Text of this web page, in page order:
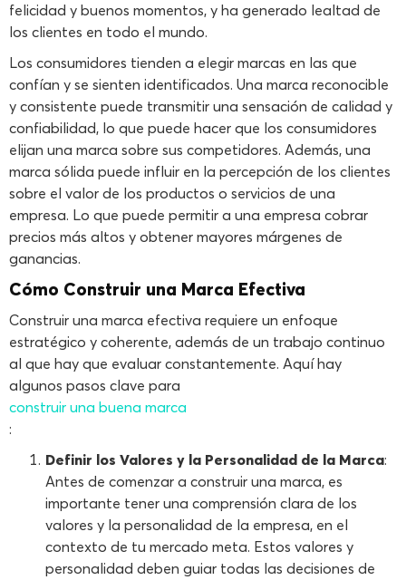
felicidad y buenos momentos, y ha generado lealtad de
los clientes en todo el mundo.
Los consumidores tienden a elegir marcas en las que
confían y se sienten identificados. Una marca reconocible
y consistente puede transmitir una sensación de calidad y
confiabilidad, lo que puede hacer que los consumidores
elijan una marca sobre sus competidores. Además, una
marca sólida puede influir en la percepción de los clientes
sobre el valor de los productos o servicios de una
empresa. Lo que puede permitir a una empresa cobrar
precios más altos y obtener mayores márgenes de
ganancias.
Cómo Construir una Marca Efectiva
Construir una marca efectiva requiere un enfoque
estratégico y coherente, además de un trabajo continuo
al que hay que evaluar constantemente. Aquí hay
algunos pasos clave para
construir una buena marca
:
Definir los Valores y la Personalidad de la Marca:
Antes de comenzar a construir una marca, es
importante tener una comprensión clara de los
valores y la personalidad de la empresa, en el
contexto de tu mercado meta. Estos valores y
personalidad deben guiar todas las decisiones de